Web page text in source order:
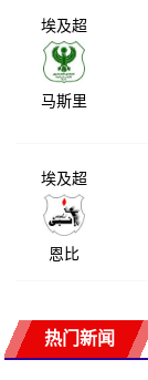
埃及超
马斯里
埃及超
恩比
热门新闻